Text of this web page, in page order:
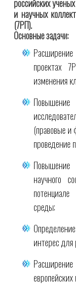
российских ученых
и научных
(7РП).
Основные задачи:
проектах
изменения
Повышение
(правовые и
проведение
Повышение
научного
среды;
интерес для
европейских